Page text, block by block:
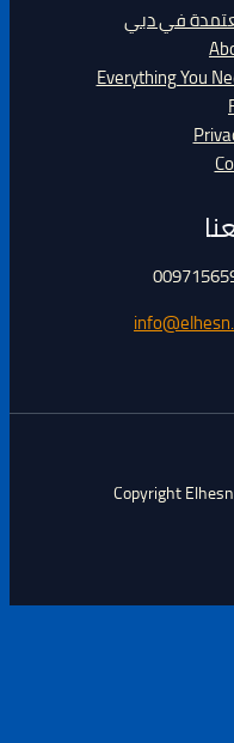
في دبي
Everything
Copyright